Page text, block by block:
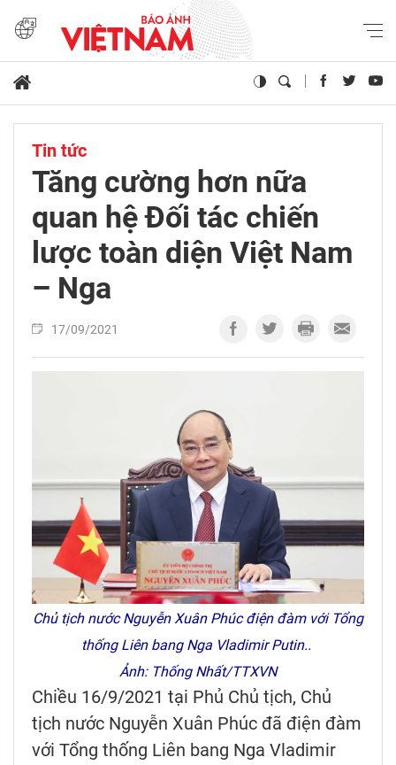
Tin tức
Tăng cường hơn nữa
quan hệ Đối tác chiến
lược toàn diện Việt Nam
– Nga
17/09/2021
Chủ tịch nước Nguyễn Xuân Phúc điện đàm với Tổng
thống Liên bang Nga Vladimir Putin..
Ảnh: Thống Nhất/TTXVN
Chiều 16/9/2021 tại Phủ Chủ tịch, Chủ
tịch nước Nguyễn Xuân Phúc đã điện đàm
với Tổng thống Liên bang Nga Vladimir